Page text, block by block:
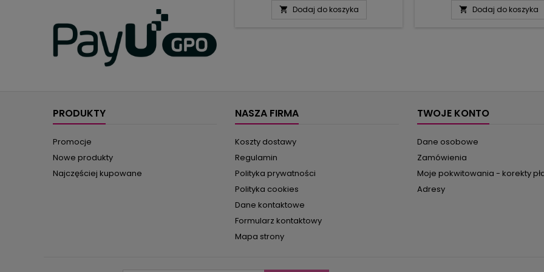
drutach i na szydełku. Czerwone
 Dodaj do koszyka
szydełkowych ozdób:
 Dodaj do koszyka
PRODUKTY
Promocje
Nowe produkty
Najczęściej kupowane
NASZA FIRMA
Koszty dostawy
Regulamin
Polityka prywatności
Polityka cookies
Dane kontaktowe
Formularz kontaktowy
Mapa strony
TWOJE KONTO
Dane osobowe
Zamówienia
Moje pokwitowania - korekty
Adresy